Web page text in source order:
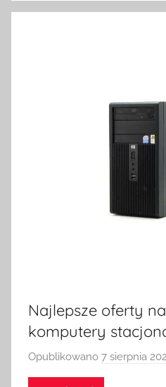
Najlepsze oferty
komputery
Opublikowano 7 sierpnia